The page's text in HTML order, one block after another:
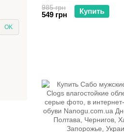
985 грн
549 грн Купить
OK